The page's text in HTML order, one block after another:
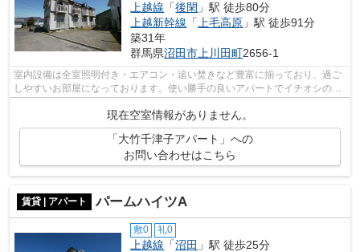
上越線 「後閑 」駅 徒歩80分
上越新幹線 「 上毛高原 」駅 徒歩91分
築31年
群馬県沼田市 上川田町2656-1
室内設備は全室照明付き・エアコン・追い焚きなど豊富に揃っており、過ご
しやすいお部屋になっております。使い勝手の良いアパートでイチオシの物
現在空室情報がありません。
「大竹千津子アパート」への
お問い合わせはこちら
賃貸 | アパート パームハイツA
敷0 礼0
上越線 「沼田 」駅 徒歩25分